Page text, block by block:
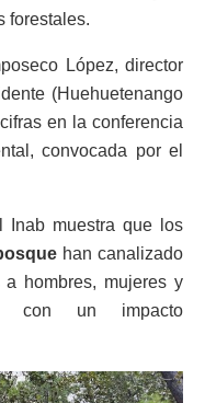
forestales.
López, director
(Huehuetenango
en la conferencia
convocada por el
Inab muestra que los
han canalizado
hombres, mujeres y
con un impacto